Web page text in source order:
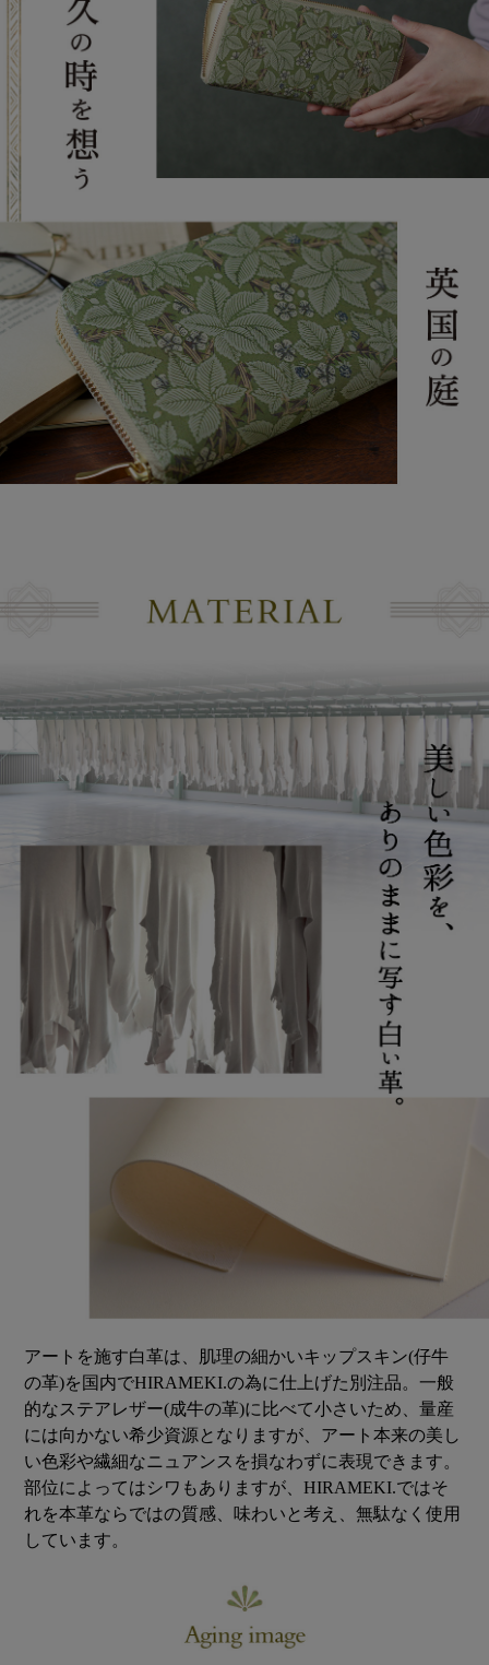
アートを施す白革は、肌理の細かいキップスキン(仔牛
の革)を国内でHIRAMEKI.の為に仕上げた別注品。一般
的なステアレザー(成牛の革)に比べて小さいため、量産
には向かない希少資源となりますが、アート本来の美し
い色彩や繊細なニュアンスを損なわずに表現できます。
部位によってはシワもありますが、HIRAMEKI.ではそ
れを本革ならではの質感、味わいと考え、無駄なく使用
しています。